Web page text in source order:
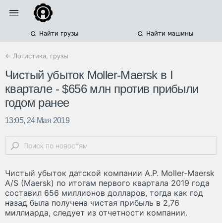
Найти грузы Найти машины
← Логистика, грузы
Чистый убыток Moller-Maersk в I
квартале - $656 млн против прибыли
годом ранее
13:05, 24 Мая 2019
Чистый убыток датской компании A.P. Moller-Maersk
A/S (Maersk) по итогам первого квартала 2019 года
составил 656 миллионов долларов, тогда как год
назад была получена чистая прибыль в 2,76
миллиарда, следует из отчетности компании.